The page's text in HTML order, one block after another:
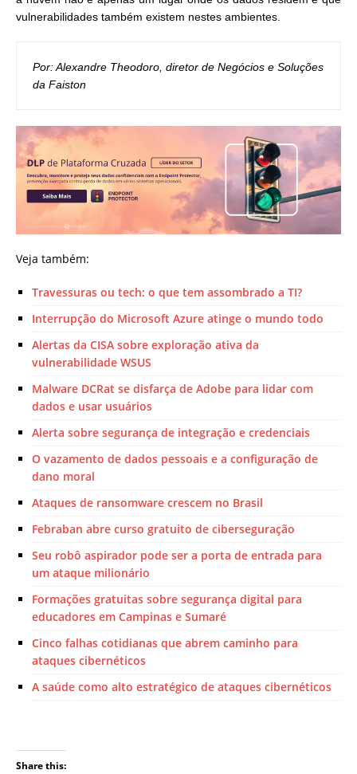
vulnerabilidades também existem nestes ambientes.
Por: Alexandre Theodoro, diretor de Negócios e Soluções
da Faiston
Veja também:
Travessuras ou tech: o que tem assombrado a TI?
Interrupção do Microsoft Azure atinge o mundo todo
Alertas da CISA sobre exploração ativa da
vulnerabilidade WSUS
Malware DCRat se disfarça de Adobe para lidar com
dados e usar usuários
Alerta sobre segurança de integração e credenciais
O vazamento de dados pessoais e a configuração de
dano moral
Ataques de ransomware crescem no Brasil
Febraban abre curso gratuito de ciberseguração
Seu robô aspirador pode ser a porta de entrada para
um ataque milionário
Formações gratuitas sobre segurança digital para
educadores em Campinas e Sumaré
Cinco falhas cotidianas que abrem caminho para
ataques cibernéticos
A saúde como alto estratégico de ataques cibernéticos
Share this: